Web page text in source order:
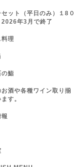
セット（平日のみ）１8０
年3月で終了
料理
鮨
お酒や各種ワイン取り揃
す。